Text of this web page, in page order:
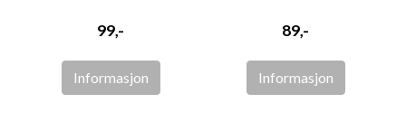
99,-
Informasjon
89,-
Informasjon